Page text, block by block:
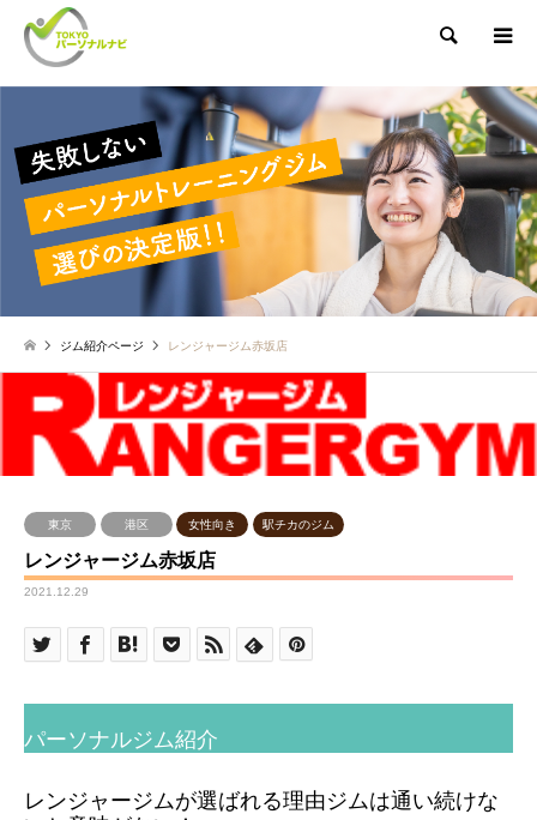
検索
ジム紹介ページ レンジャージム赤坂店
東京 港区 女性向き 駅チカのジム
レンジャージム赤坂店
2021.12.29
パーソナルジム紹介
レンジャージムが選ばれる理由ジムは通い続けな